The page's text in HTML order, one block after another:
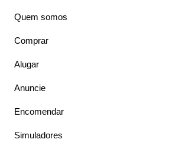
Quem somos
Comprar
Alugar
Anuncie
Encomendar
Simuladores